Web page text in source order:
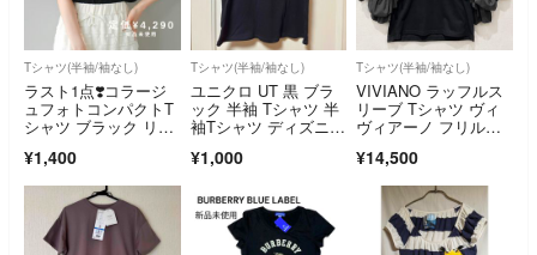
Tシャツ(半袖/袖なし)
ラスト1点❣️コラージ
ュフォトコンパクトT
シャツ ブラック リュ
¥1,400
Tシャツ(半袖/袖なし)
ユニクロ UT 黒 ブラ
ック 半袖 Tシャツ 半
袖Tシャツ ディズニ
ん L 綿100%
¥1,000
Tシャツ(半袖/袖なし)
VIVIANO ラッフルス
リーブ Tシャツ ヴィ
ヴィアーノ フリル
¥14,500